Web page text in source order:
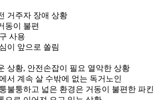
동이 불편
사용
이 앞으로 쏠림
상황, 안전손잡이 필요 열악한 상황
서 계속 살 수밖에 없는 독거노인
불퉁하고 넓은 환경은 거동이 불편한 파킨